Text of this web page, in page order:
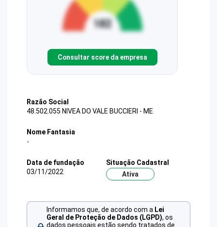
Consultar score da empresa
Razão Social
48.502.055 NIVEA DO VALE BUCCIERI - ME
Nome Fantasia
-
Data de fundação
03/11/2022
Situação Cadastral
Ativa
Informamos que, de acordo com a Lei
Geral de Proteção de Dados (LGPD), os
dados pessoais estão sendo tratados de